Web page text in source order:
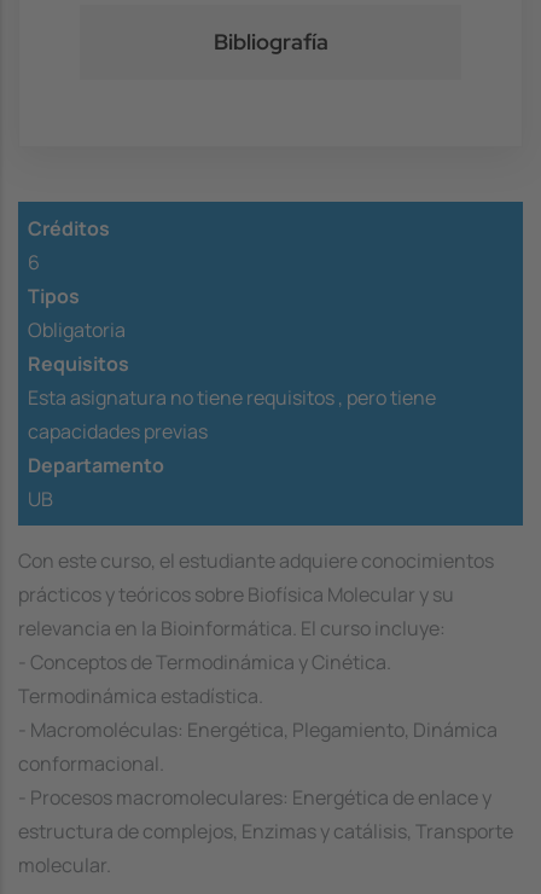
Bibliografía
Créditos
6
Tipos
Obligatoria
Requisitos
Esta asignatura no tiene requisitos , pero tiene
capacidades previas
Departamento
UB
Con este curso, el estudiante adquiere conocimientos
prácticos y teóricos sobre Biofísica Molecular y su
relevancia en la Bioinformática. El curso incluye:
- Conceptos de Termodinámica y Cinética.
Termodinámica estadística.
- Macromoléculas: Energética, Plegamiento, Dinámica
conformacional.
- Procesos macromoleculares: Energética de enlace y
estructura de complejos, Enzimas y catálisis, Transporte
molecular.